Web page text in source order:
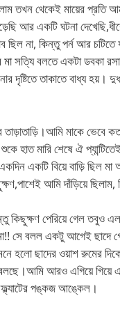
থেকেই মায়ের প্রতি
আর একটি ঘটনা
ছিল না, কিন্তু পর্ন আর
সত্যি বলতে একটা ডবকা
দৃষ্টিতে তাকাতে বাধ্য
মাকে ভেবে কত
হাত মারি শেষে ঐ
একটি বিয়ে বাড়ি ছিল মা
আমি দাঁড়িয়ে
পেরিয়ে গেল তবুও এল
সে বলল একটু আগেই ছাদে
হলো ছাদের ওয়াশ রুমের
আরও এগিয়ে গিয়ে
পঙ্কজ আঙ্কেল।